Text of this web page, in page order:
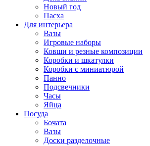
Новый год
Пасха
Для интерьера
Вазы
Игровые наборы
Ковши и резные композиции
Коробки и шкатулки
Коробки с миниатюрой
Панно
Подсвечники
Часы
Яйца
Посуда
Бочата
Вазы
Доски разделочные